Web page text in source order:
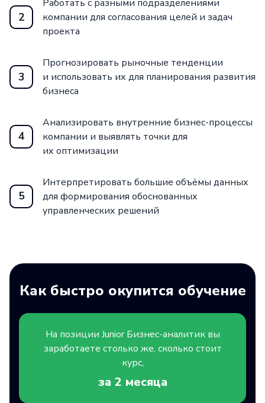
2
Работать с разными подразделениями
компании для согласования целей и задач
проекта
3
Прогнозировать рыночные тенденции
и использовать их для планирования развития
бизнеса
4
Анализировать внутренние бизнес-процессы
компании и выявлять точки для
их оптимизации
5
Интерпретировать большие объёмы данных
для формирования обоснованных
управленческих решений
Как быстро окупится обучение
На позиции JuniorБизнес-аналитик вы
заработаете столько же, сколько стоит
курс,
за 2 месяца